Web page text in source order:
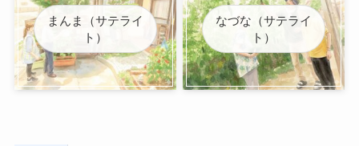
まんま（サテライ
ト）
なづな（サテライ
ト）